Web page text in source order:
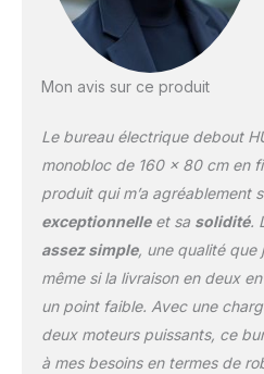
Mon avis sur ce produit
Le bureau électrique debout
monobloc de 160 x 80 cm en
produit qui m’a agréablement
exceptionnelleet sa solidité.
assez simple, une qualité que
même si la livraison en deux
un point faible. Avec une
deux moteurs puissants, ce
à mes besoins en termes de